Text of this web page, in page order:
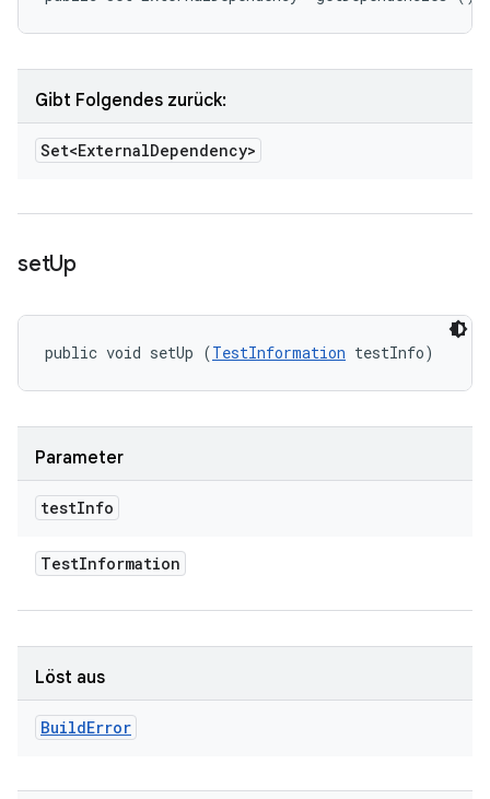
Gibt Folgendes zurück:
Set<ExternalDependency>
setUp
public void setUp (TestInformation testInfo)
Parameter
testInfo
TestInformation
Löst aus
BuildError